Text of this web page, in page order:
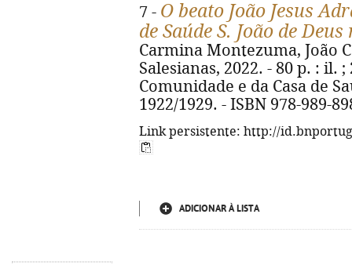
7 - O beato João Jesus
de Saúde S. João de
Carmina Montezuma, João
Salesianas, 2022. - 80 p. : il.
Comunidade e da Casa de
1922/1929. - ISBN 978-989-
Link persistente: http://
ADICIONAR À LISTA